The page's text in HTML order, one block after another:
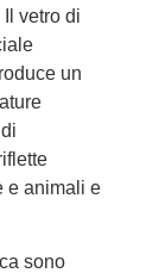
vetro di
un
e animali e
sono